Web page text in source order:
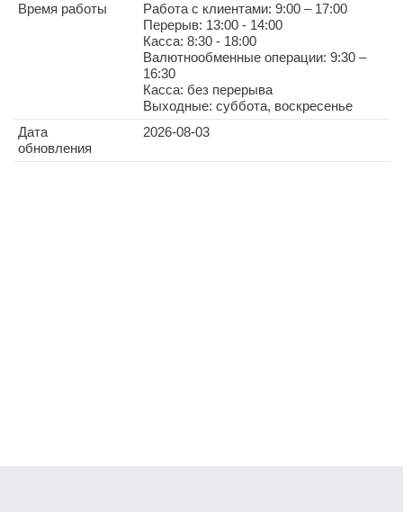
Время работы
Работа с клиентами: 9:00 – 17:00
Перерыв: 13:00 - 14:00
Касса: 8:30 - 18:00
Валютнообменные операции: 9:30 –
16:30
Касса: без перерыва
Выходные: суббота, воскресенье
Дата
обновления
2026-08-03